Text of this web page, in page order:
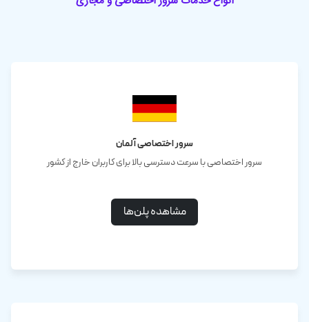
سرور اختصاصی آلمان
سرور اختصاصی با سرعت دسترسی بالا برای کاربران خارج از کشور
مشاهده پلن‌ها